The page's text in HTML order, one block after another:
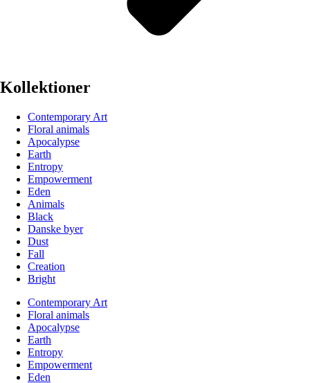
Kollektioner
Contemporary Art
Floral animals
Apocalypse
Earth
Entropy
Empowerment
Eden
Animals
Black
Danske byer
Dust
Fall
Creation
Bright
Contemporary Art
Floral animals
Apocalypse
Earth
Entropy
Empowerment
Eden